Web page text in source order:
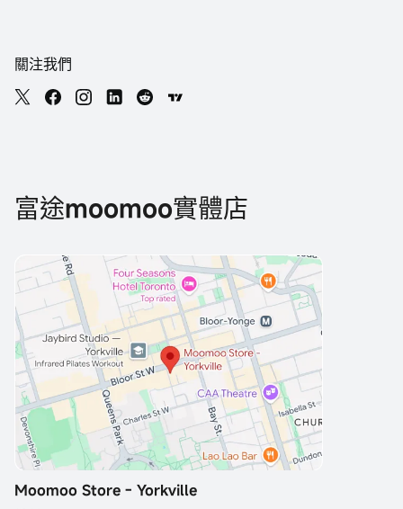
關注我們
富途moomoo實體店
Moomoo Store - Yorkville